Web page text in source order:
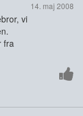
14. maj 2008
vi
fra